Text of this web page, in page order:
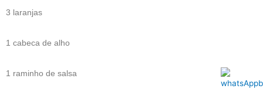
3 laranjas
1 cabeca de alho
1 raminho de salsa